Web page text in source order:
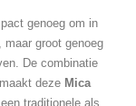
genoeg om in
groot genoeg
De combinatie
deze Mica
traditionele als